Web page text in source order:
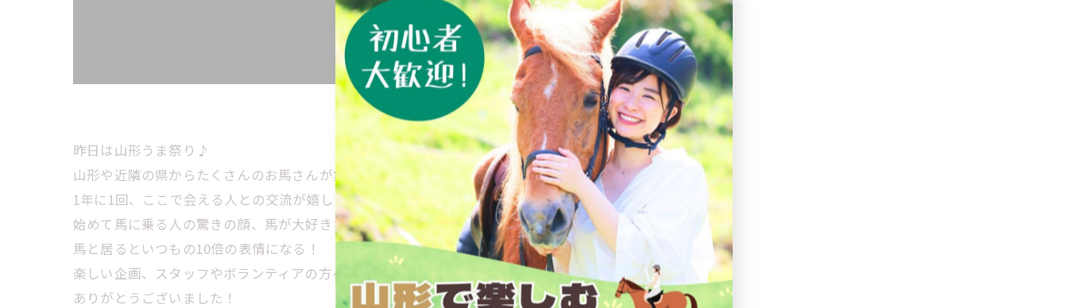
昨日は山形うま祭り♪
山形や近隣の県からたくさんのお馬さんが集まって来たよ！
1年に1回、ここで会える人との交流が嬉しい😊
始めて馬に乗る人の驚きの顔、馬が大好きな人の笑顔
馬と居るといつもの10倍の表情になる！
楽しい企画、スタッフやボランティアの方々、参加された皆様
ありがとうございました！